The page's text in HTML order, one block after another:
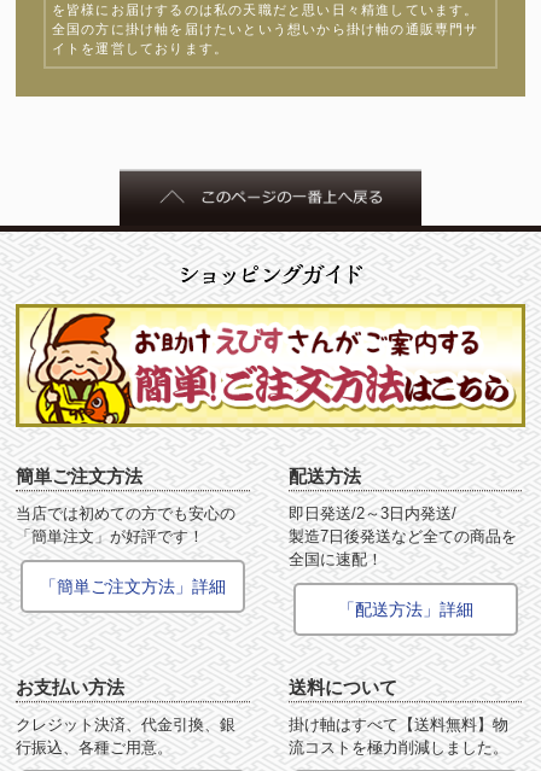
を皆様にお届けするのは私の天職だと思い日々精進しています。
全国の方に掛け軸を届けたいという想いから掛け軸の通販専門サ
イトを運営しております。
簡単ご注文方法
当店では初めての方でも安心の
「簡単注文」が好評です！
「簡単ご注文方法」詳細
配送方法
即日発送/2～3日内発送/
製造7日後発送など全ての商品を
全国に速配！
「配送方法」詳細
お支払い方法
クレジット決済、代金引換、銀
行振込、各種ご用意。
送料について
掛け軸はすべて【送料無料】物
流コストを極力削減しました。